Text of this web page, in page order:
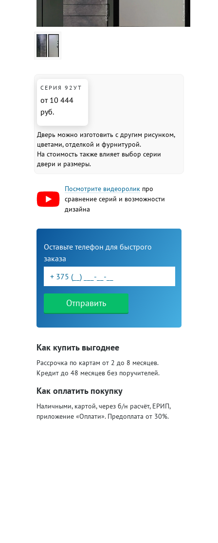
СЕРИЯ 92УТ
от 10 444
руб.
Дверь можно изготовить с другим рисунком,
цветами, отделкой и фурнитурой.
На стоимость также влияет выбор серии
двери и размеры.
Посмотрите видеоролик про
сравнение серий и возможности
дизайна
Оставьте телефон для быстрого
заказа
Отправить
Как купить выгоднее
Рассрочка по картам от 2 до 8 месяцев.
Кредит до 48 месяцев без поручителей.
Как оплатить покупку
Наличными, картой, через б/н расчёт, ЕРИП,
приложение «Оплати». Предоплата от 30%.